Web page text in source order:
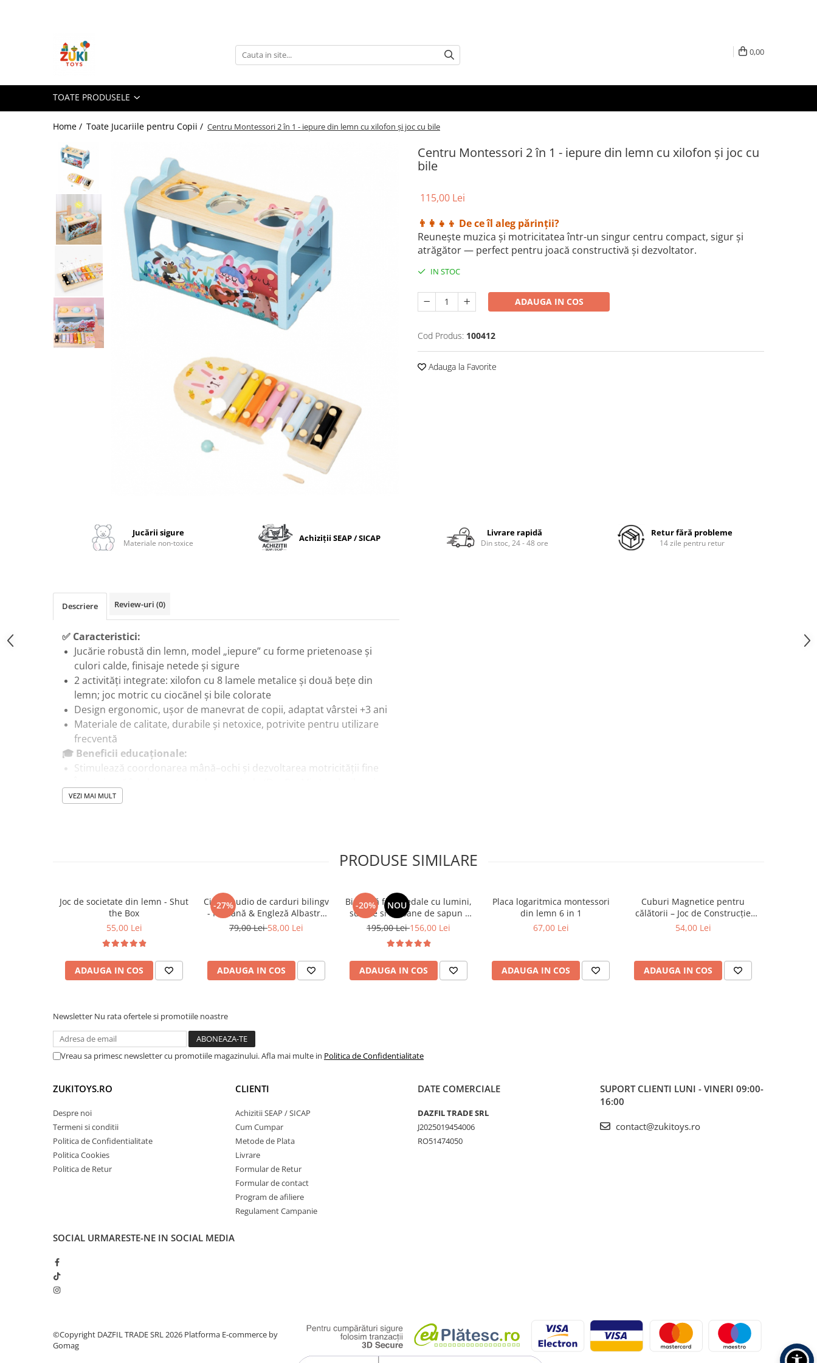
Toate Produsele
Jucarii pentru calatorii
Recomandari Zuki
Cadouri pentru Copii
Cadouri Aniversare
Cadouri de Sarbatori
Cadouri dupa Buget
Cadouri sub 59 lei
Cadouri sub 99 lei
Cadouri sub 149 lei
Jucarii pe Varsta Copilului
Depozitare & Organizare Jucarii
Joaca de Vara & Apa
Colaci & Saltele Gonflabile
Jucarii pentru Plaja
Joaca in Aer Liber
Toate Jucariile pentru Copii
Jucarii Educative & Invatare
Jucarii Interactive & Sensoriale
Jucarii pentru Bebe (0–2 ani)
Jocuri de Constructie & Asamblare
Jucarii din Lemn Natural
0,00
TOATE PRODUSELE
Home / Toate Jucariile pentru Copii / Centru Montessori 2 în 1 - iepure din lemn cu xilofon și joc cu bile
Centru Montessori 2 în 1 - iepure din lemn cu xilofon și joc cu
bile
115,00 Lei
👨‍👩‍👧‍👦 De ce îl aleg părinții?
Reunește muzica și motricitatea într-un singur centru compact, sigur și
atrăgător — perfect pentru joacă constructivă și dezvoltator.
IN STOC
ADAUGA IN COS
Cod Produs: 100412
Adauga la Favorite
Jucării sigure
Materiale non-toxice Achiziții SEAP / SICAP Livrare rapidă
Din stoc, 24 - 48 ore
Retur fără probleme
14 zile pentru retur
Descriere Review-uri (0)
✅ Caracteristici:
Jucărie robustă din lemn, model „iepure” cu forme prietenoase și
culori calde, finisaje netede și sigure
2 activități integrate: xilofon cu 8 lamele metalice și două bețe din
lemn; joc motric cu ciocănel și bile colorate
Design ergonomic, ușor de manevrat de copii, adaptat vârstei +3 ani
Materiale de calitate, durabile și netoxice, potrivite pentru utilizare
frecventă
🎓 Beneficii educaționale:
Stimulează coordonarea mână–ochi și dezvoltarea motricității fine
relația cauză–efect
Copii de peste 3 ani gata să exploreze jocuri senzoriale și muzicale
Activități educative acasă sau în grădinițe, pentru dezvoltare
Cadouri cu valoare educațională ridicată, ce combină joaca cu
învățarea
VEZI MAI MULT
PRODUSE SIMILARE
Joc de societate din lemn - Shut
the Box
55,00 Lei
ADAUGA IN COS
-27%
Cititor audio de carduri bilingv
- Română & Engleză Albastru
(224 carduri / 448 cuvinte)
79,00 Lei58,00 Lei
ADAUGA IN COS
-20% NOU
Bicicletă fără pedale cu lumini,
sunete si baloane de sapun -
roz
195,00 Lei156,00 Lei
ADAUGA IN COS
Placa logaritmica montessori
din lemn 6 in 1
67,00 Lei
ADAUGA IN COS
Cuburi Magnetice pentru
călătorii – Joc de Construcție
STEM, 3 ani+
54,00 Lei
ADAUGA IN COS
Newsletter Nu rata ofertele si promotiile noastre
Vreau sa primesc newsletter cu promotiile magazinului. Afla mai multe in Politica de Confidentialitate
ZUKITOYS.RO
Despre noi
Termeni si conditii
Politica de Confidentialitate
Politica Cookies
Politica de Retur
CLIENTI
Achizitii SEAP / SICAP
Cum Cumpar
Metode de Plata
Livrare
Formular de Retur
Formular de contact
Program de afiliere
Regulament Campanie
DATE COMERCIALE
DAZFIL TRADE SRL
J2025019454006
RO51474050
SUPORT CLIENTI LUNI - VINERI 09:00-
16:00
contact@zukitoys.ro
SOCIAL URMARESTE-NE IN SOCIAL MEDIA
©Copyright DAZFIL TRADE SRL 2026 Platforma E-commerce by
Gomag